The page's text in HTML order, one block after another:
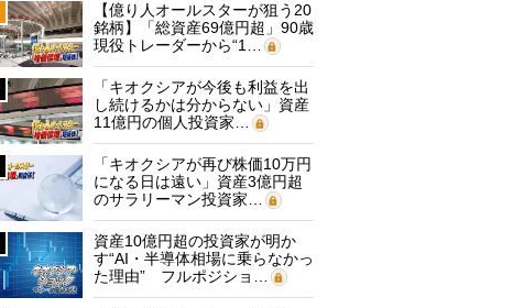
【億り人オールスターが狙う20
銘柄】「総資産69億円超」90歳
現役トレーダーから“1…
「キオクシアが今後も利益を出
し続けるかは分からない」資産
11億円の個人投資家…
「キオクシアが再び株価10万円
になる日は遠い」資産3億円超
のサラリーマン投資家…
資産10億円超の投資家が明か
す“AI・半導体相場に乗らなかっ
た理由” フルポジショ…